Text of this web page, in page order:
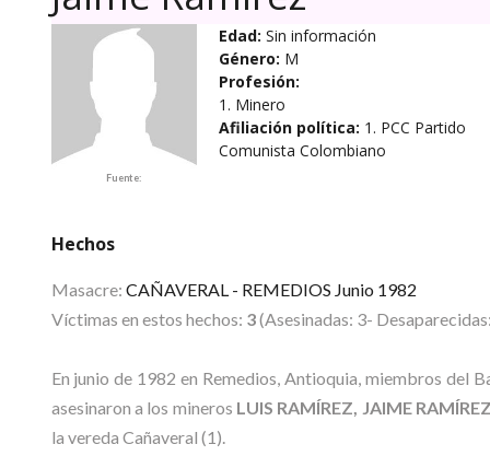
Fuente:
Edad: Sin información
Género: M
Profesión:
1. Minero
Afiliación política: 1. PCC Partido
Comunista Colombiano
Hechos
Masacre: CAÑAVERAL - REMEDIOS Junio 1982
Víctimas en estos hechos: 3(Asesinadas: 3-
En junio de 1982 en Remedios, Antioquia, miembros del
asesinaron a los mineros LUIS RAMÍREZ, JAIME
la vereda Cañaveral (1).